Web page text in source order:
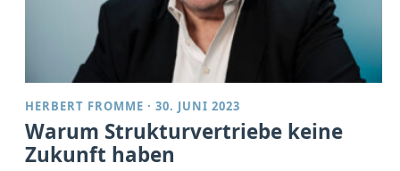
HERBERT FROMME ·30. JUNI 2023
Warum Strukturvertriebe keine
Zukunft haben